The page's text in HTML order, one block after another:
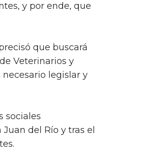
y por ende, que
que buscará
Veterinarios y
legislar y
sociales
del Río y tras el